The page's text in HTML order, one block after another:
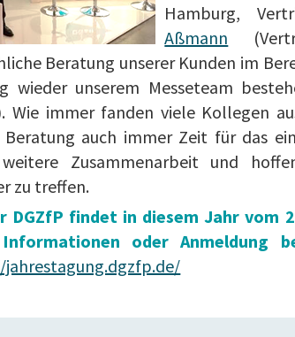
Hamburg,
Aßmann
Beratung unserer Kunden im
wieder unserem Messeteam
Wie immer fanden viele Kollegen
Beratung auch immer Zeit für das
Zusammenarbeit und
zu treffen.
DGZfP findet in diesem Jahr vom
oder Anmeldung